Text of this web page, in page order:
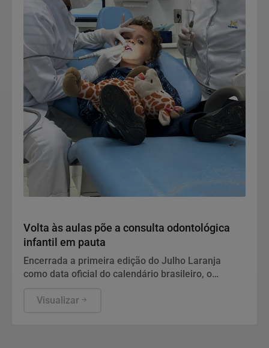
Volta às aulas põe a consulta odontológica
infantil em pauta
Encerrada a primeira edição do Julho Laranja
como data oficial do calendário brasileiro, o
a avaliação com o odontopediatra e para a
Visualizar